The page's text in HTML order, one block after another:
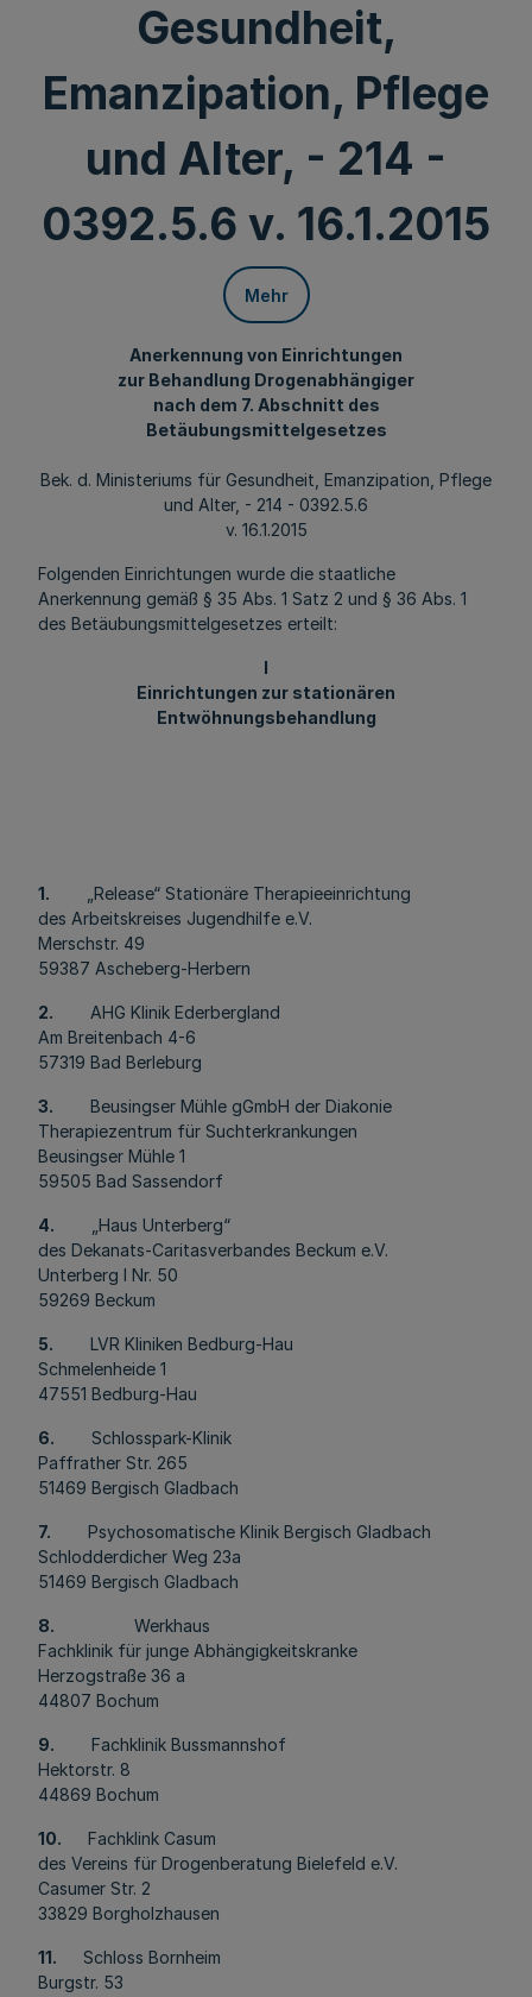
Gesundheit,
Emanzipation, Pflege
und Alter, - 214 -
0392.5.6 v. 16.1.2015
Mehr
Anerkennung von Einrichtungen
zur Behandlung Drogenabhängiger
nach dem 7. Abschnitt des
Betäubungsmittelgesetzes
Bek. d. Ministeriums für Gesundheit, Emanzipation, Pflege
und Alter, - 214 - 0392.5.6
v. 16.1.2015
Folgenden Einrichtungen wurde die staatliche
Anerkennung gemäß § 35 Abs. 1 Satz 2 und § 36 Abs. 1
des Betäubungsmittelgesetzes erteilt:
I
Einrichtungen zur stationären
Entwöhnungsbehandlung
1.
„Release“ Stationäre Therapieeinrichtung
des Arbeitskreises Jugendhilfe e.V.
Merschstr. 49
59387 Ascheberg-Herbern
2.
AHG Klinik Ederbergland
Am Breitenbach 4-6
57319 Bad Berleburg
3.
Beusingser Mühle gGmbH der Diakonie
Therapiezentrum für Suchterkrankungen
Beusingser Mühle 1
59505 Bad Sassendorf
4.
„Haus Unterberg“
des Dekanats-Caritasverbandes Beckum e.V.
Unterberg I Nr. 50
59269 Beckum
5.
LVR Kliniken Bedburg-Hau
Schmelenheide 1
47551 Bedburg-Hau
6.
Schlosspark-Klinik
Paffrather Str. 265
51469 Bergisch Gladbach
7.
Psychosomatische Klinik Bergisch Gladbach
Schlodderdicher Weg 23a
51469 Bergisch Gladbach
8.
Werkhaus
Fachklinik für junge Abhängigkeitskranke
Herzogstraße 36 a
44807 Bochum
9.
Fachklinik Bussmannshof
Hektorstr. 8
44869 Bochum
10.
Fachklink Casum
des Vereins für Drogenberatung Bielefeld e.V.
Casumer Str. 2
33829 Borgholzhausen
11.
Schloss Bornheim
Burgstr. 53